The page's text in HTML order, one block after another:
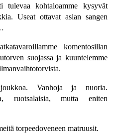
tulevaa kohtaloamme kysyvät
Useat ottavat asian sangen
komentosillan
suojassa ja kuuntelemme
Vanhoja ja nuoria.
ruotsalaisia, mutta eniten
torpeedoveneen matruusit.